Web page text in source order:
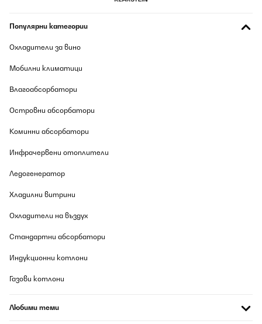
Популярни категории
Охладители за вино
Мобилни климатици
Влагоабсорбатори
Островни абсорбатори
Коминни абсорбатори
Инфрачервени отоплители
Ледогенератор
Хладилни витрини
Охладители на въздух
Стандартни абсорбатори
Индукционни котлони
Газови котлони
Любими теми